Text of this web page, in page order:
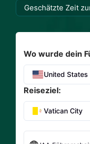
Geschätzte Zeit
Wo wurde dein
United States
Reiseziel:
Vatican City